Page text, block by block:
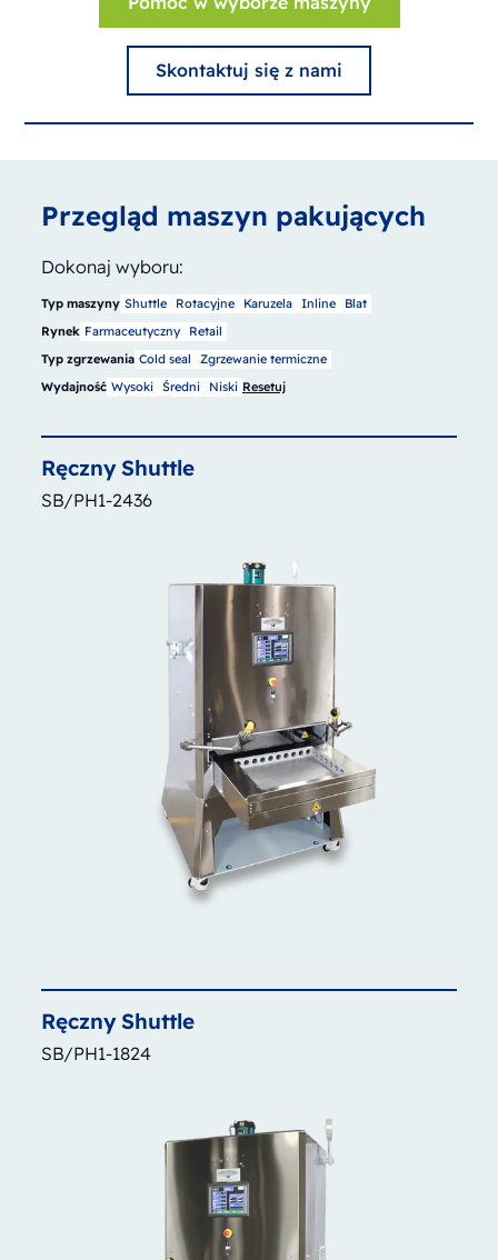
Skontaktuj się z nami
Przegląd maszyn pakujących
Dokonaj wyboru:
Typ maszyny Shuttle Rotacyjne Karuzela Inline
Blat
Rynek Farmaceutyczny
Retail
Typ zgrzewania Cold seal
Zgrzewanie termiczne
Wydajność Wysoki Średni Niski Resetuj
RęcznyShuttle
SB/PH1-2436
RęcznyShuttle
SB/PH1-1824